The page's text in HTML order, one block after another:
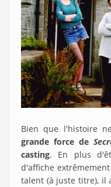
Bien que l'histoire
grande force de
casting. En plus
d'affiche
talent (à juste titre), il